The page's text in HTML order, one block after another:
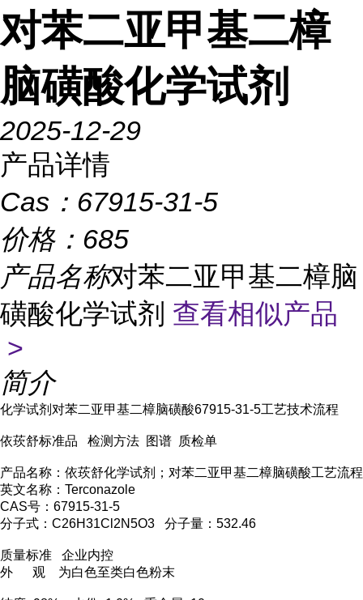
对苯二亚甲基二樟
脑磺酸化学试剂
2025-12-29
产品详情
Cas： 67915-31-5
价格： 685
产品名称对苯二亚甲基二樟脑
磺酸化学试剂 查看相似产品
>
简介
化学试剂对苯二亚甲基二樟脑磺酸67915-31-5工艺技术流程
依莰舒标准品 检测方法 图谱 质检单
产品名称：依莰舒化学试剂；对苯二亚甲基二樟脑磺酸工艺流程
英文名称：Terconazole
CAS号：67915-31-5
分子式：C26H31Cl2N5O3 分子量：532.46
质量标准 企业内控
外 观 为白色至类白色粉末